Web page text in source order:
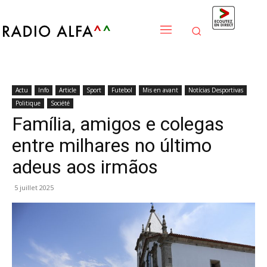
Actu Info Article Sport Futebol Mis en avant
Notícias Desportivas
Politique
Société
Família, amigos e colegas
entre milhares no último
adeus aos irmãos
5 juillet 2025